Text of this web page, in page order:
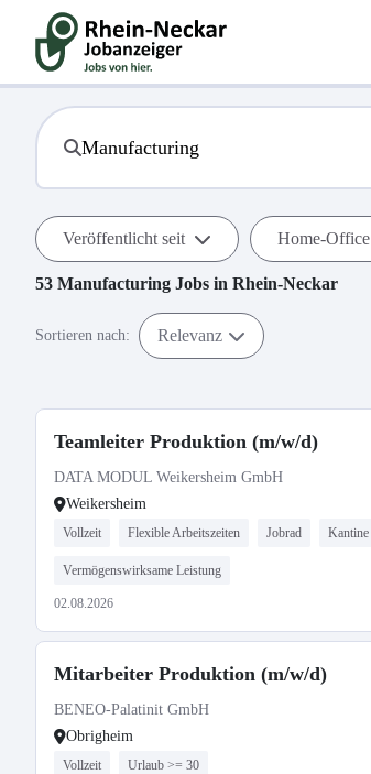
Veröffentlicht seit Home-Office
53 Manufacturing Jobs in Rhein-Neckar
Sortieren nach: Relevanz
Teamleiter Produktion (m/w/d)
DATA MODUL Weikersheim GmbH
Weikersheim
Vollzeit Flexible Arbeitszeiten Jobrad Kantine
Vermögenswirksame Leistung
02.08.2026
Mitarbeiter Produktion (m/w/d)
BENEO-Palatinit GmbH
Obrigheim
Vollzeit Urlaub >= 30